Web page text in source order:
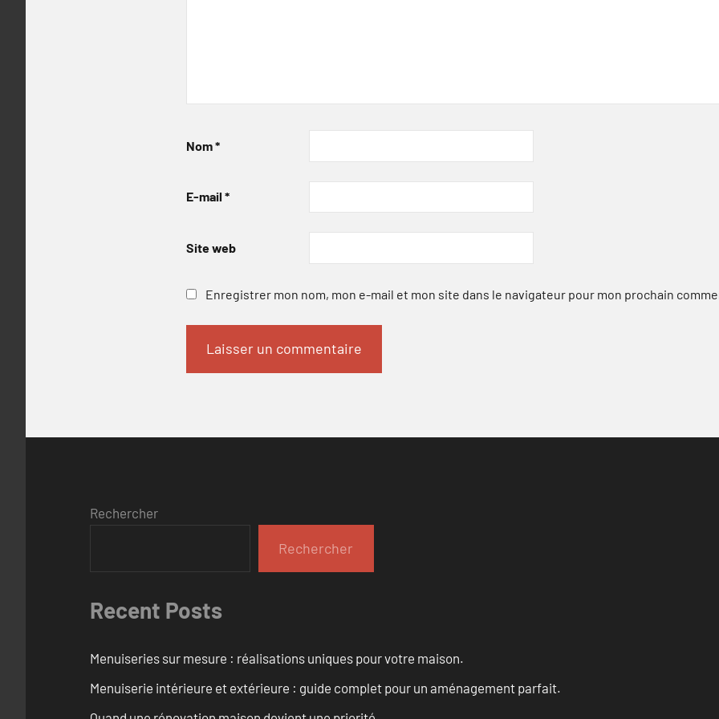
Nom*
E-mail *
Site web
Enregistrer mon nom, mon e-mail et mon site dans le navigateur pour mon prochain
Rechercher
Rechercher
Recent Posts
Menuiseries sur mesure : réalisations uniques pour votre maison.
Menuiserie intérieure et extérieure : guide complet pour un aménagement parfait.